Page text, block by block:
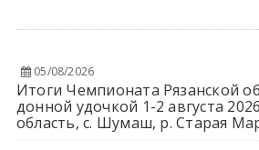
05/08/2026
Итоги Чемпионата Рязанской
донной удочкой 1-2 августа
область, с. Шумаш, р. Старая